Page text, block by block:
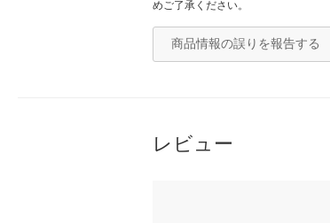
めご了承ください。
商品情報の誤りを報告する
レビュー